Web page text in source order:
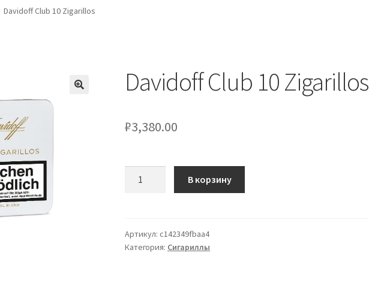
КорзинаМагазин Оформление заказа
Davidoff Club 10 Zigarillos
Davidoff Club 10 Zigarillos
₽3,380.00
10
Zigarillos
В корзину
Артикул:c142349fbaa4
Категория: Сигариллы